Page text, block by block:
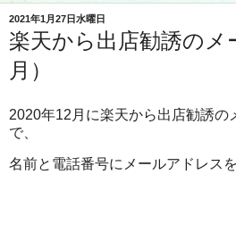
2021年1月27日水曜日
楽天から出店勧誘のメ
月）
2020年12月に楽天から出店勧誘の
で、
名前と電話番号にメールアドレス